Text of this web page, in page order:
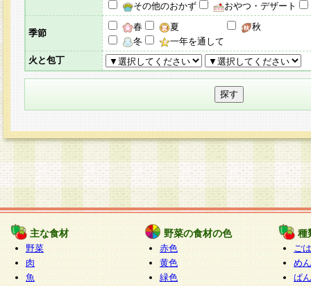
その他のおかず
おやつ・デザート
季節
春 夏
秋
冬
一年を通して
火と包丁
主な食材
野菜
肉
魚
野菜の食材の色
赤色
黄色
緑色
種
ご
めん
ぱん